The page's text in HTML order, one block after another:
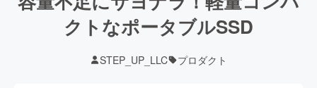
クトなポータブルSSD
STEP_UP_LLC プロダクト